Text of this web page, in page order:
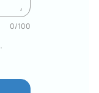
0/100
.